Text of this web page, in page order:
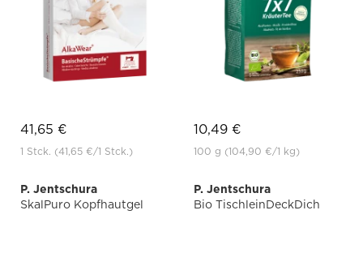
41,65 €
1 Stck. (41,65 €/1 Stck.)
10,49 €
100 g (104,90 €/1 kg)
P. Jentschura
SkalPuro Kopfhautgel
P. Jentschura
Bio TischleinDeckDich